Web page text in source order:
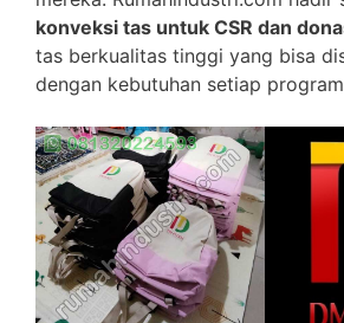
konveksi tas untuk CSR dan
tas berkualitas tinggi yang bisa
dengan kebutuhan setiap